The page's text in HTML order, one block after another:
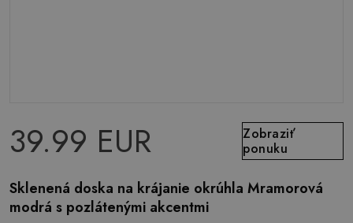
39.99 EUR
Zobraziť
ponuku
Sklenená doska na krájanie okrúhla Mramorová
modrá s pozlátenými akcentmi